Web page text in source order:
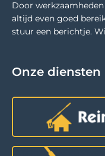
Door
altijd even goed
stuur een berichtje.
Onze diensten